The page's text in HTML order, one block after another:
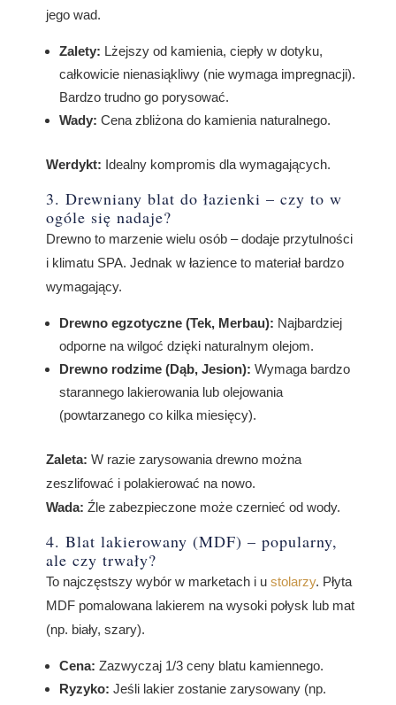
jego wad.
Zalety: Lżejszy od kamienia, ciepły w dotyku,
całkowicie nienasiąkliwy (nie wymaga impregnacji).
Bardzo trudno go porysować.
Wady: Cena zbliżona do kamienia naturalnego.
Werdykt: Idealny kompromis dla wymagających.
3. Drewniany blat do łazienki – czy to w
ogóle się nadaje?
Drewno to marzenie wielu osób – dodaje przytulności
i klimatu SPA. Jednak w łazience to materiał bardzo
wymagający.
Drewno egzotyczne (Tek, Merbau): Najbardziej
odporne na wilgoć dzięki naturalnym olejom.
Drewno rodzime (Dąb, Jesion): Wymaga bardzo
starannego lakierowania lub olejowania
(powtarzanego co kilka miesięcy).
Zaleta: W razie zarysowania drewno można
zeszlifować i polakierować na nowo.
Wada: Źle zabezpieczone może czernieć od wody.
4. Blat lakierowany (MDF) – popularny,
ale czy trwały?
To najczęstszy wybór w marketach i u stolarzy. Płyta
MDF pomalowana lakierem na wysoki połysk lub mat
(np. biały, szary).
Cena: Zazwyczaj 1/3 ceny blatu kamiennego.
Ryzyko: Jeśli lakier zostanie zarysowany (np.